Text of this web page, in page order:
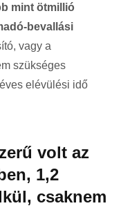
mint ötmillió
bevallási
vagy a
szükséges
elévülési idő
volt az
1,2
csaknem